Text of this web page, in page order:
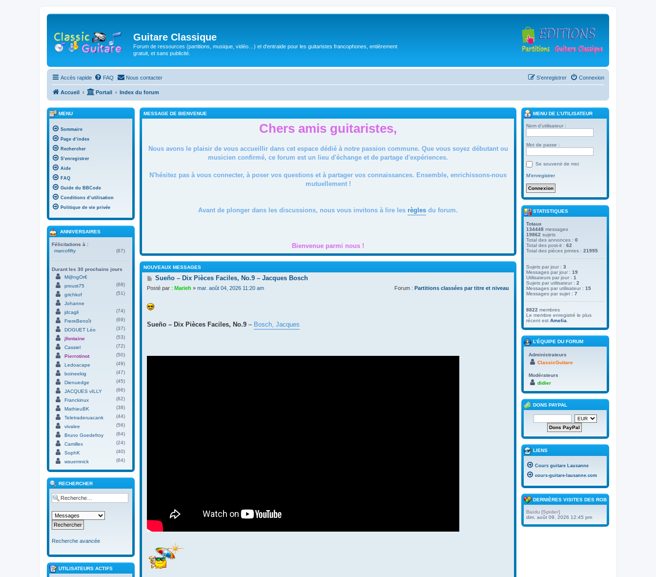
Guitare Classique
Forum de ressources (partitions, musique, vidéo…) et d'entraide pour les guitaristes francophones, entièrement
gratuit, et sans publicité.
Accès rapide FAQ Nous contacter Connexion
S’enregistrer
Accueil Portail Index du forum
MESSAGE DE BIENVENUE
Chers amis guitaristes,
Nous avons le plaisir de vous accueillir dans cet espace dédié à notre passion commune. Que vous soyez débutant ou
musicien confirmé, ce forum est un lieu d'échange et de partage d'expériences.
N'hésitez pas à vous connecter, à poser vos questions et à partager vos connaissances. Ensemble, enrichissons-nous
mutuellement !
Avant de plonger dans les discussions, nous vous invitons à lire les règles du forum.
Bienvenue parmi nous !
NOUVEAUX MESSAGES
M
s
a
g
Sueño – Dix Pièces Faciles, No.9 – Jacques Bosch
Posté par : Marieh » mar. août 04, 2026 11:20 am Forum : Partitions classées par titre et niveau
Sueño – Dix Pièces Faciles, No.9 – Bosch, Jacques
MENU
Sommaire
Page d’index
Rechercher
S’enregistrer
Aide
FAQ
Guide du BBCode
Conditions d’utilisation
Politique de vie privée
ANNIVERSAIRES
Félicitations à :
marcofifty
(67)
Durant les 30 prochains jours
M@ngOr€
proust75
(68)
grichkof
(51)
Johanne
jdcagli
(74)
FrereBenoît
(69)
DOGUET Léo
(37)
jfontaine
(53)
Cassiel
(72)
Pierrotinot
(50)
Ledoacape
(49)
boineekig
(47)
Dienuedge
(45)
JACQUES vILLY
(66)
Franckinux
(62)
MathieuBK
(38)
Teletraderuacank
(44)
vivalee
(56)
Bruno Goedefroy
(64)
Camillex
(24)
SophK
(40)
wsuemnick
(64)
RECHERCHER
Recherche avancée
UTILISATEURS ACTIFS
MENU DE L’UTILISATEUR
Nom d’utilisateur :
Mot de passe :
Se souvenir de moi
M’enregistrer
STATISTIQUES
Totaux
134448 messages
19862 sujets
Total des annonces : 0
Total des post-it : 62
Total des pièces jointes : 21995
Sujets par jour : 3
Messages par jour : 19
Utilisateurs par jour : 1
Sujets par utilisateur : 2
Messages par utilisateur : 15
Messages par sujet : 7
8822 membres
Le membre enregistré le plus
récent est Amelia
L’ÉQUIPE DU FORUM
Administrateurs
ClassicGuitare
Modérateurs
didier
DONS PAYPAL
LIENS
Cours guitare Lausanne
cours-guitare-lausanne.com
DERNIÈRES VISITES DES ROBOTS
Baidu [Spider]
dim. août 09, 2026 12:45 pm